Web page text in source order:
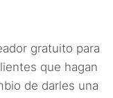
gratuito para
que hagan
de darles una